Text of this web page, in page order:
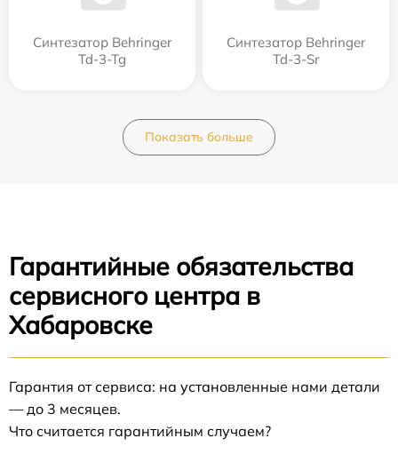
Синтезатор Behringer
Td-3-Tg
Синтезатор Behringer
Td-3-Sr
Показать больше
Гарантийные обязательства
сервисного центра в
Хабаровске
Гарантия от сервиса: на установленные нами детали
— до 3 месяцев.
Что считается гарантийным случаем?